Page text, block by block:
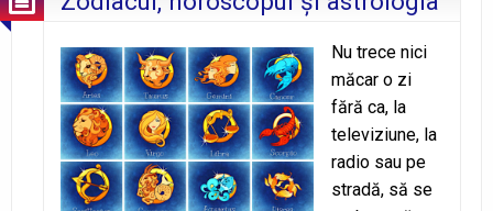
Nu trece nici
măcar o zi
fără ca, la
televiziune, la
radio sau pe
stradă, să se